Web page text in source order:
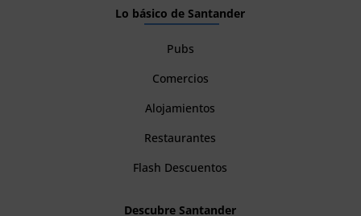
Lo básico de Santander
Pubs
Comercios
Alojamientos
Restaurantes
Flash Descuentos
Descubre Santander